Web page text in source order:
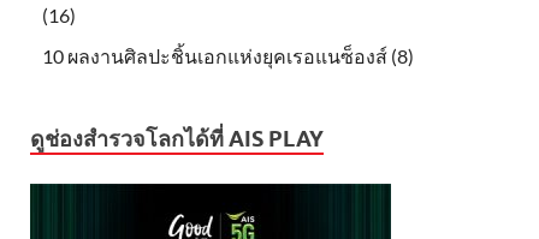
(16)
10 ผลงานศิลปะชิ้นเอกแห่งยุคเรอแนซ็องส์ (8)
ดูช่องสำรวจโลกได้ที่ AIS PLAY